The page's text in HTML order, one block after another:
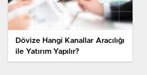
Dövize Hangi Kanallar Aracılığı
ile Yatırım Yapılır?